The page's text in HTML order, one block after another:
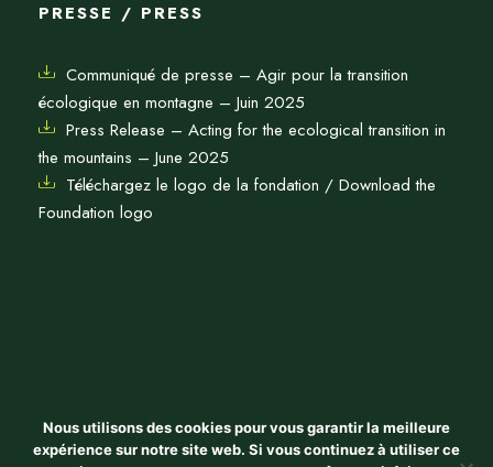
PRESSE / PRESS
Communiqué de presse – Agir pour la transition
écologique en montagne – Juin 2025
Press Release – Acting for the ecological transition in
the mountains – June 2025
Téléchargez le logo de la fondation / Download the
Foundation logo
Mentions légales & crédits
Nous utilisons des cookies pour vous garantir la meilleure
expérience sur notre site web. Si vous continuez à utiliser ce